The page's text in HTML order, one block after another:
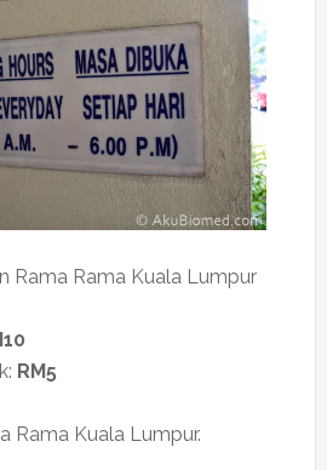
Rama Rama Kuala Lumpur
RM5
Rama Kuala Lumpur.